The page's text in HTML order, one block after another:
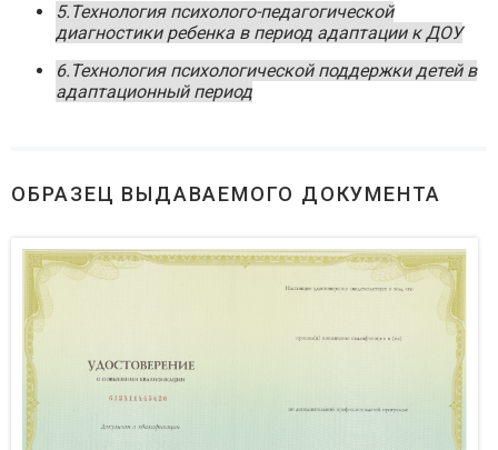
5.Технология психолого-педагогической
диагностики ребенка в период адаптации к ДОУ
6.Технология психологической поддержки детей в
адаптационный период
ОБРАЗЕЦ ВЫДАВАЕМОГО ДОКУМЕНТА